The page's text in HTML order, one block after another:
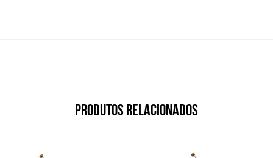
PRODUTOS RELACIONADOS